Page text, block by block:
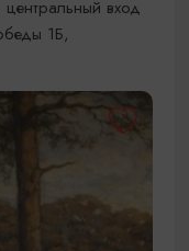
вход
1Б,